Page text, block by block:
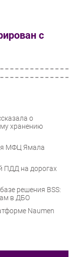
с
о
хранению
МФЦ Ямала
ПДД на дорогах
решения BSS:
в ДБО
Naumen